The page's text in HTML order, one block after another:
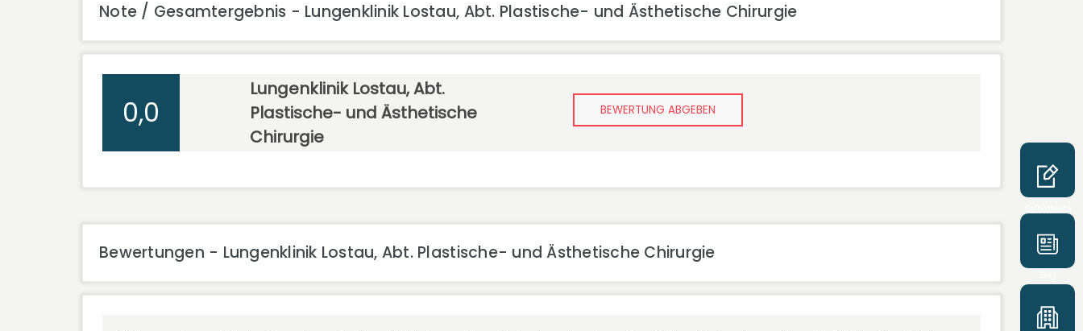
Note / Gesamtergebnis - Lungenklinik Lostau, Abt. Plastische- und Ästhetische Chirurgie
0,0
Lungenklinik Lostau, Abt.
Plastische- und Ästhetische
Chirurgie
BEWERTUNG ABGEBEN
Bewertungen - Lungenklinik Lostau, Abt. Plastische- und Ästhetische Chirurgie